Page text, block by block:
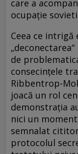
care a
ocupaţie
Ceea ce intrigă
de
consecinţele
Ribbentrop-
joacă un rol
demonstraţia
nici un
semnalat
protocolul